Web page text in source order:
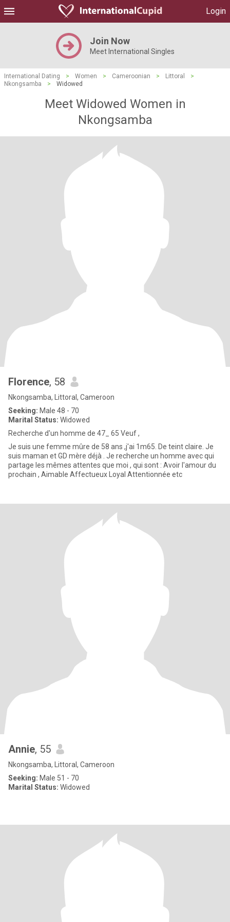
Login
Join Now
Meet International Singles
International Dating > Women > Cameroonian > Littoral
>
Nkongsamba
> Widowed
Meet Widowed Women in
Nkongsamba
Florence, 58
Nkongsamba, Littoral, Cameroon
Seeking: Male 48 - 70
Marital Status: Widowed
Recherche d'un homme de 47_ 65 Veuf ,
Je suis une femme mûre de 58 ans ,j'ai 1m65. De teint claire. Je
suis maman et GD mère déjà . Je recherche un homme avec qui
partage les mêmes attentes que moi , qui sont : Avoir l'amour du
prochain , Aimable Affectueux Loyal Attentionnée etc
Annie, 55
Nkongsamba, Littoral, Cameroon
Seeking: Male 51 - 70
Marital Status: Widowed